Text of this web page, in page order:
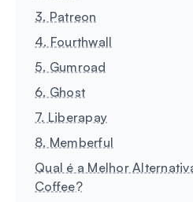
3. Patreon
4. Fourthwall
5. Gumroad
6. Ghost
7. Liberapay
8. Memberful
Qual é a Melhor
Coffee?